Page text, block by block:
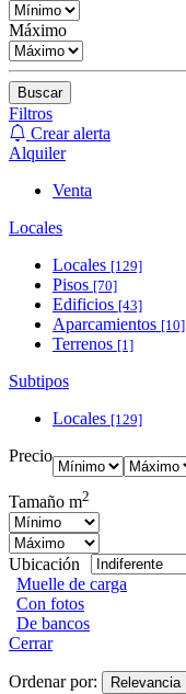
Máximo
Buscar
Filtros
Crear alerta
Alquiler
Venta
Locales
Locales [129]
Pisos [70]
Edificios [43]
Aparcamientos [10]
Terrenos [1]
Subtipos
Locales [129]
Precio
Tamaño m2
Ubicación
Muelle de carga
Con fotos
De bancos
Cerrar
Ordenar por: Relevancia